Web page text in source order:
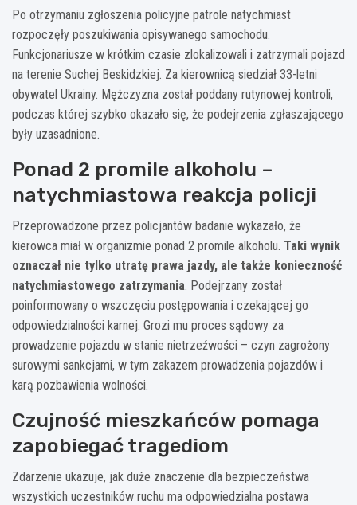
Po otrzymaniu zgłoszenia policyjne patrole natychmiast
rozpoczęły poszukiwania opisywanego samochodu.
Funkcjonariusze w krótkim czasie zlokalizowali i zatrzymali pojazd
na terenie Suchej Beskidzkiej. Za kierownicą siedział 33-letni
obywatel Ukrainy. Mężczyzna został poddany rutynowej kontroli,
podczas której szybko okazało się, że podejrzenia zgłaszającego
były uzasadnione.
Ponad 2 promile alkoholu –
natychmiastowa reakcja policji
Przeprowadzone przez policjantów badanie wykazało, że
kierowca miał w organizmie ponad 2 promile alkoholu. Taki wynik
oznaczał nie tylko utratę prawa jazdy, ale także konieczność
natychmiastowego zatrzymania. Podejrzany został
poinformowany o wszczęciu postępowania i czekającej go
odpowiedzialności karnej. Grozi mu proces sądowy za
prowadzenie pojazdu w stanie nietrzeźwości – czyn zagrożony
surowymi sankcjami, w tym zakazem prowadzenia pojazdów i
karą pozbawienia wolności.
Czujność mieszkańców pomaga
zapobiegać tragediom
Zdarzenie ukazuje, jak duże znaczenie dla bezpieczeństwa
wszystkich uczestników ruchu ma odpowiedzialna postawa